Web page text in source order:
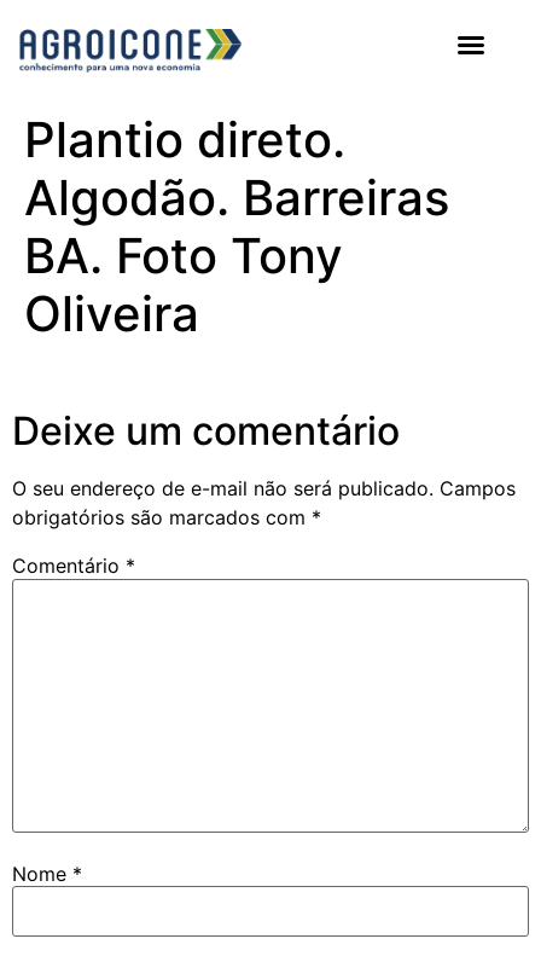
Plantio direto.
Algodão. Barreiras
BA. Foto Tony
Oliveira
Deixe um comentário
O seu endereço de e-mail não será publicado. Campos
obrigatórios são marcados com *
Comentário *
Nome *